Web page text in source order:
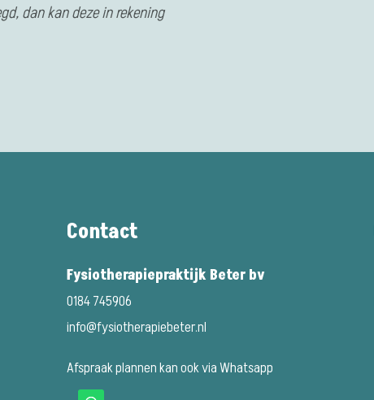
dan kan deze in rekening
Contact
Fysiotherapiepraktijk Beter bv
0184 745906
info@fysiotherapiebeter.nl
Afspraak plannen kan ook via Whatsapp